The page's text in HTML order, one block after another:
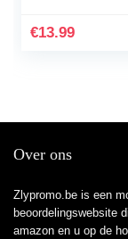
& oplader
€13.99
Over ons
Zlypromo.be is een
beoordelingswebsite
amazon en u op de